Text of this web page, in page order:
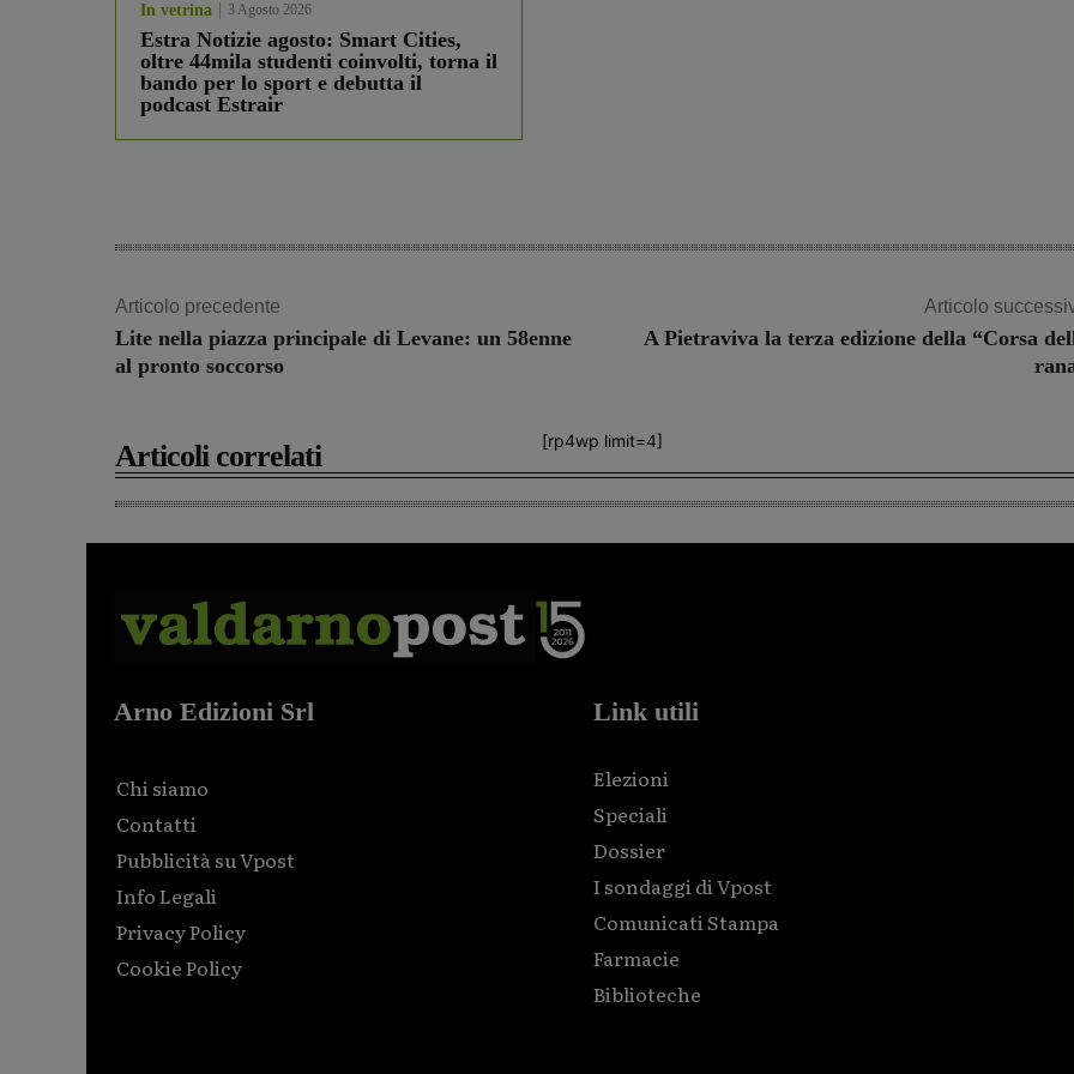
In vetrina 3 Agosto 2026
Estra Notizie agosto: Smart Cities,
oltre 44mila studenti coinvolti, torna il
bando per lo sport e debutta il
podcast Estrair
Articolo precedente
Lite nella piazza principale di Levane: un 58enne
al pronto soccorso
Articolo
A Pietraviva la terza edizione della “Corsa
[rp4wp limit=4]
Articoli correlati
Arno Edizioni Srl
Chi siamo
Contatti
Pubblicità su Vpost
Info Legali
Privacy Policy
Cookie Policy
Link utili
Elezioni
Speciali
Dossier
I sondaggi di Vpost
Comunicati Stampa
Farmacie
Biblioteche